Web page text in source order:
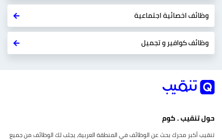
وظائف اخصائية اجتماعية
وظائف كوافير و تجميل
حول تنقيب . كوم
تنقيب أكبر محرك بحث عن الوظائف في المنطقة العربية، يجلب لك الوظائف من جميع